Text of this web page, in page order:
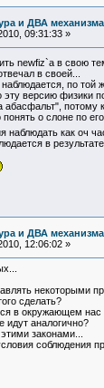
и ДВА
09:31:33 »
newfiz`а в свою
в своей...
по той
эту версию физики
абасфальт", потому
понять о слоне по
наблюдать как оч
в
и ДВА
12:06:02 »
некоторыми
сделать?
в окружающем
идут аналогично?
законами...
соблюдения